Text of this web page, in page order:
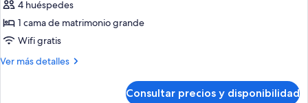
al
lago
de
Suite,
1
vistas
4 huéspedes
1 cama de matrimonio grande
Wifi gratis
Ver más detalles
Más
Consultar precios y disponibilidad